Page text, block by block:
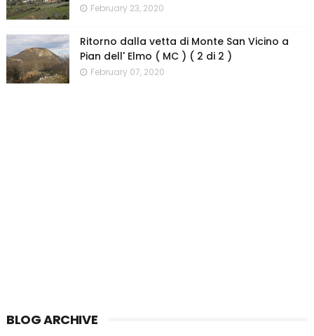
February 23, 2020
Ritorno dalla vetta di Monte San Vicino a
Pian dell' Elmo ( MC ) ( 2 di 2 )
February 07, 2020
BLOG ARCHIVE